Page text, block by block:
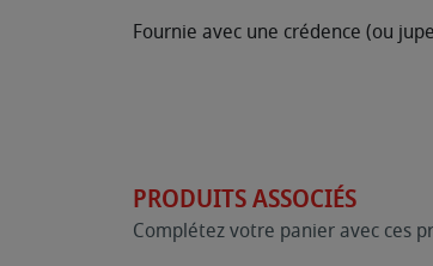
Fournie avec une crédence (ou
PRODUITS ASSOCIÉS
Complétez votre panier avec ces